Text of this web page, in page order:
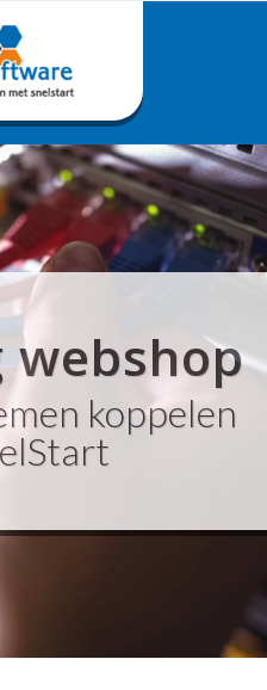
webshop
koppelen